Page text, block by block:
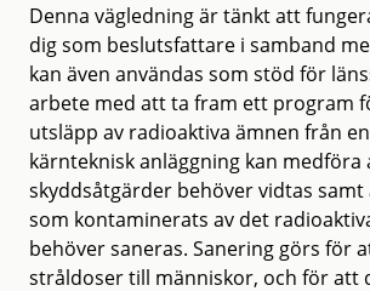
Denna vägledning är tänkt att
dig som beslutsfattare i samband
kan även användas som stöd för
arbete med att ta fram ett program
utsläpp av radioaktiva ämnen från
kärnteknisk anläggning kan medföra
skyddsåtgärder behöver vidtas
som kontaminerats av det
behöver saneras. Sanering görs för
stråldoser till människor, och för att